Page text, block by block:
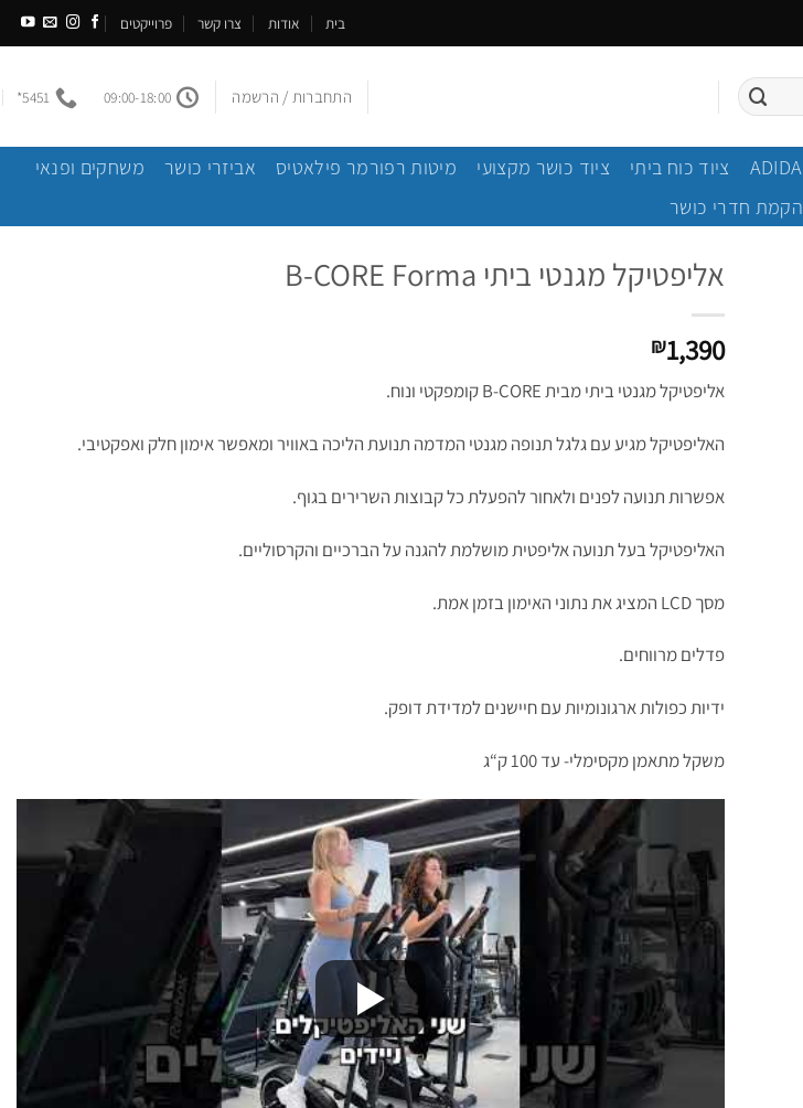
בית אודות צרו קשר פרוייקטים
התחברות / הרשמה 09:00-18:00
5451*
ציוד כוח ביתי ציוד כושר מקצועי מיטות רפורמר פילאטיס אביזרי כושר
משחקים ופנאי
הקמת חדרי כושר
אליפטיקל מגנטי ביתי B-CORE Forma
₪1,390
אליפטיקל מגנטי ביתי מבית B-CORE קומפקטי ונוח.
האליפטיקל מגיע עם גלגל תנופה מגנטי המדמה תנועת הליכה באוויר ומאפשר אימון חלק ואפקטיבי.
אפשרות תנועה לפנים ולאחור להפעלת כל קבוצות השרירים בגוף.
האליפטיקל בעל תנועה אליפטית מושלמת להגנה על הברכיים והקרסוליים.
מסך LCD המציג את נתוני האימון בזמן אמת.
פדלים מרווחים.
ידיות כפולות ארגונומיות עם חיישנים למדידת דופק.
משקל מתאמן מקסימלי- עד 100 ק“ג